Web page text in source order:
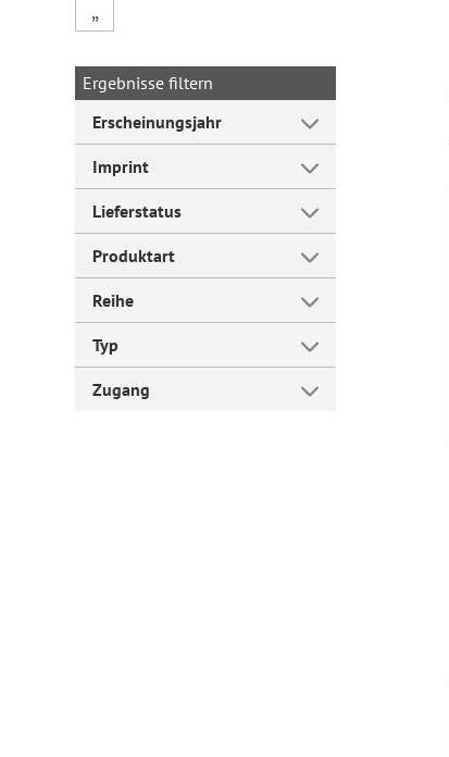
Forum Arbeitslehre
„
Ergebnisse filtern
Erscheinungsjahr
Imprint
Lieferstatus
Produktart
Reihe
Typ
Zugang